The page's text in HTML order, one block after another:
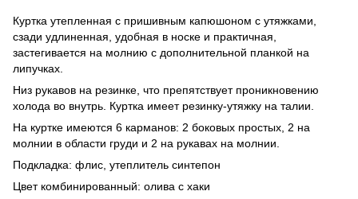
Куртка утепленная с пришивным капюшоном с утяжками,
сзади удлиненная, удобная в носке и практичная,
застегивается на молнию с дополнительной планкой на
липучках.
Низ рукавов на резинке, что препятствует проникновению
холода во внутрь. Куртка имеет резинку-утяжку на талии.
На куртке имеются 6 карманов: 2 боковых простых, 2 на
молнии в области груди и 2 на рукавах на молнии.
Подкладка: флис, утеплитель синтепон
Цвет комбинированный: олива с хаки